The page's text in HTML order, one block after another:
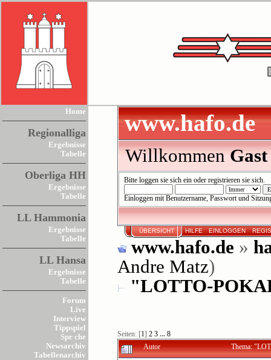
Home
Regionalliga
Ergebnisse
Tabelle
Oberliga HH
Ergebnisse
Tabelle
LL Hammonia
Ergebnisse
Tabelle
LL Hansa
Ergebnisse
Tabelle
Forum
Live
Interview
Tippspiel
Spr che
Newsarchiv
Tabellenarchiv
www.hafo.de
WillkommenGast
Bitte loggen sie sich einoder registrieren sie sich.
Einloggen mit Benutzername, Passwort und
ÜBERSICHT HILFE EINLOGGEN
www.hafo.de »
Andre Matz)
"LOTTO-
Seiten: [1] 2 3 ... 8
Autor Thema: